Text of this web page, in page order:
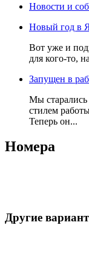
Новости и
Новый год в
Вот уже и
для кого-то,
Запущен в
Мы старались
стилем
Теперь он...
Номера
Другие